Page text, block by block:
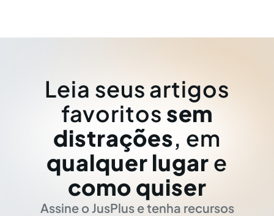
Leia seus artigos
favoritos sem
distrações, em
qualquer lugar e
como quiser
Assine o JusPlus e tenha recursos